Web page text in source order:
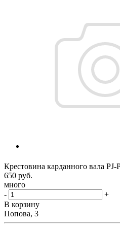
Крестовина карданного вала PJ-
650 руб.
много
-
+
В корзину
Попова, 3